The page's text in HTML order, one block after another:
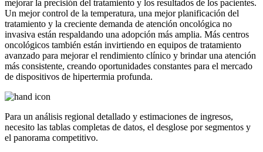
mejorar la precisión del tratamiento y los resultados de los pacientes.
Un mejor control de la temperatura, una mejor planificación del
tratamiento y la creciente demanda de atención oncológica no
invasiva están respaldando una adopción más amplia. Más centros
oncológicos también están invirtiendo en equipos de tratamiento
avanzado para mejorar el rendimiento clínico y brindar una atención
más consistente, creando oportunidades constantes para el mercado
de dispositivos de hipertermia profunda.
Para un análisis regional detallado y estimaciones de ingresos,
necesito las tablas completas de datos, el desglose por segmentos y
el panorama competitivo.